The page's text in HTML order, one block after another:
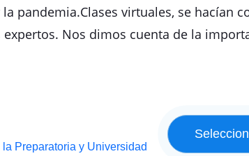
pandemia.Clases virtuales, se hacían
Nos dimos cuenta de la
la Preparatoria y Universidad